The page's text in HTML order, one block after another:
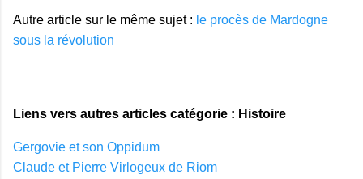
Autre article sur le même sujet : le procès de Mardogne
sous la révolution
Liens vers autres articles catégorie : Histoire
Gergovie et son Oppidum
Claude et Pierre Virlogeux de Riom